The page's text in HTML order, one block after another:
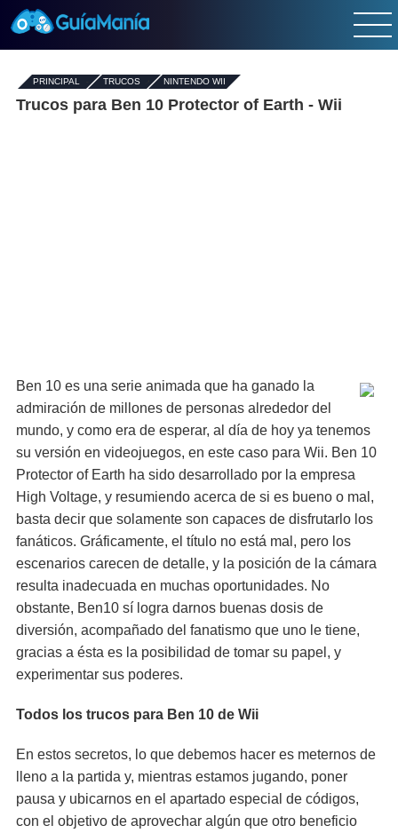
PRINCIPAL - TRUCOS› NINTENDO WII
Trucos para Ben 10 Protector of Earth - Wii
Ben 10 es una serie animada que ha ganado la
admiración de millones de personas alrededor del
mundo, y como era de esperar, al día de hoy ya tenemos
su versión en videojuegos, en este caso para Wii. Ben 10
Protector of Earth ha sido desarrollado por la empresa
High Voltage, y resumiendo acerca de si es bueno o mal,
basta decir que solamente son capaces de disfrutarlo los
fanáticos. Gráficamente, el título no está mal, pero los
escenarios carecen de detalle, y la posición de la cámara
resulta inadecuada en muchas oportunidades. No
obstante, Ben10 sí logra darnos buenas dosis de
diversión, acompañado del fanatismo que uno le tiene,
gracias a ésta es la posibilidad de tomar su papel, y
experimentar sus poderes.
Todos los trucos para Ben 10 de Wii
En estos secretos, lo que debemos hacer es meternos de
lleno a la partida y, mientras estamos jugando, poner
pausa y ubicarnos en el apartado especial de códigos,
con el objetivo de aprovechar algún que otro beneficio